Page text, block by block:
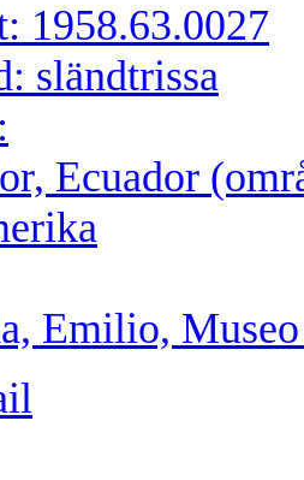
1958.63.0027
sländtrissa
Ecuador
Emilio,